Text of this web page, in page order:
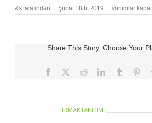
&s tarafından. Şubat 18th, 2019
STABILO
Lacquered
yorumlar
Share This Story, Choose Your
Facebook RedditLinkedInTumblr
IRMAKTANITIM